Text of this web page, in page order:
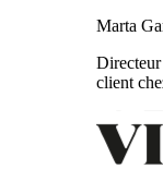
Marta
client